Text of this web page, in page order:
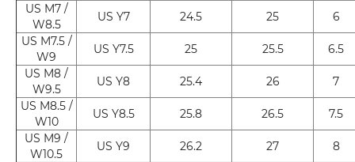
US M7 /
W8.5
US Y7 24.5 25
6
US M7.5 /
W9
US Y7.5 25 25.5
6.5
US M8 /
W9.5
US Y8 25.4 26
7
US M8.5 /
W10
US Y8.5 25.8 26.5
7.5
US M9 /
W10.5
US Y9 26.2 27
8